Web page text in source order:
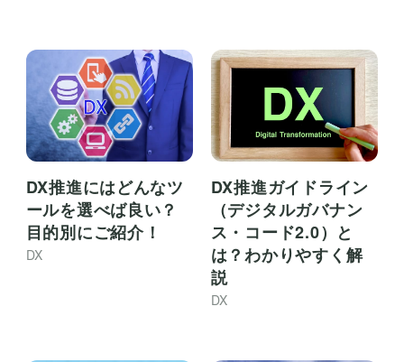
DX推進にはどんなツ
ールを選べば良い？
目的別にご紹介！
DX
DX推進ガイドライン
（デジタルガバナン
ス・コード2.0）と
は？わかりやすく解
説
DX